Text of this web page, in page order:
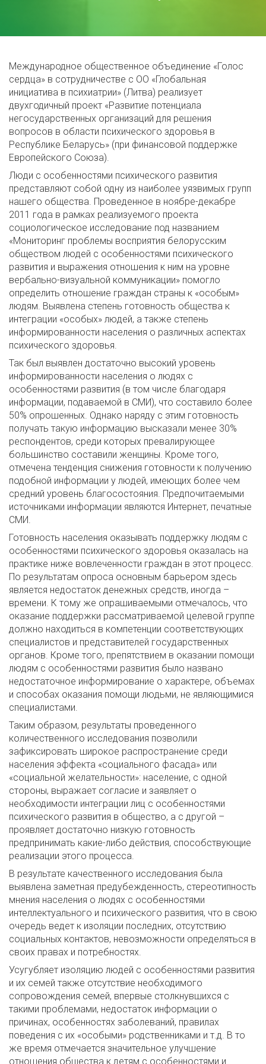
Международное общественное объединение «Голос
сердца» в сотрудничестве с ОО «Глобальная
инициатива в психиатрии» (Литва) реализует
двухгодичный проект «Развитие потенциала
негосударственных организаций для решения
вопросов в области психического здоровья в
Республике Беларусь» (при финансовой поддержке
Европейского Союза).
Люди с особенностями психического развития
представляют собой одну из наиболее уязвимых групп
нашего общества. Проведенное в ноябре-декабре
2011 года в рамках реализуемого проекта
социологическое исследование под названием
«Мониторинг проблемы восприятия белорусским
обществом людей с особенностями психического
развития и выражения отношения к ним на уровне
вербально-визуальной коммуникации» помогло
определить отношение граждан страны к «особым»
людям. Выявлена степень готовность общества к
интеграции «особых» людей, а также степень
информированности населения о различных аспектах
психического здоровья.
Так был выявлен достаточно высокий уровень
информированности населения о людях с
особенностями развития (в том числе благодаря
информации, подаваемой в СМИ), что составило более
50% опрошенных. Однако наряду с этим готовность
получать такую информацию высказали менее 30%
респондентов, среди которых превалирующее
большинство составили женщины. Кроме того,
отмечена тенденция снижения готовности к получению
подобной информации у людей, имеющих более чем
средний уровень благосостояния. Предпочитаемыми
источниками информации являются Интернет, печатные
СМИ.
Готовность населения оказывать поддержку людям с
особенностями психического здоровья оказалась на
практике ниже вовлеченности граждан в этот процесс.
По результатам опроса основным барьером здесь
является недостаток денежных средств, иногда –
времени. К тому же опрашиваемыми отмечалось, что
оказание поддержки рассматриваемой целевой группе
должно находиться в компетенции соответствующих
специалистов и представителей государственных
органов. Кроме того, препятствием в оказании помощи
людям с особенностями развития было названо
недостаточное информирование о характере, объемах
и способах оказания помощи людьми, не являющимися
специалистами.
Таким образом, результаты проведенного
количественного исследования позволили
зафиксировать широкое распространение среди
населения эффекта «социального фасада» или
«социальной желательности»: население, с одной
стороны, выражает согласие и заявляет о
необходимости интеграции лиц с особенностями
психического развития в общество, а с другой –
проявляет достаточно низкую готовность
предпринимать какие-либо действия, способствующие
реализации этого процесса.
В результате качественного исследования была
выявлена заметная предубежденность, стереотипность
мнения населения о людях с особенностями
интеллектуального и психического развития, что в свою
очередь ведет к изоляции последних, отсутствию
социальных контактов, невозможности определяться в
своих правах и потребностях.
Усугубляет изоляцию людей с особенностями развития
и их семей также отсутствие необходимого
сопровождения семей, впервые столкнувшихся с
такими проблемами, недостаток информации о
причинах, особенностях заболеваний, правилах
поведения с их «особыми» родственниками и т.д. В то
же время отмечается значительное улучшение
отношения общества к детям с особенностями и